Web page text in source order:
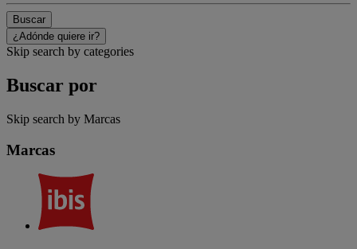
Buscar
¿Adónde quiere ir?
Skip search by categories
Buscar por
Skip search by Marcas
Marcas